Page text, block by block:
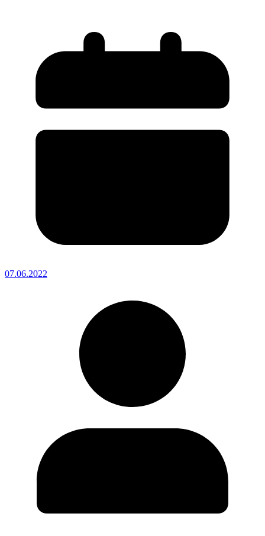
07.06.2022